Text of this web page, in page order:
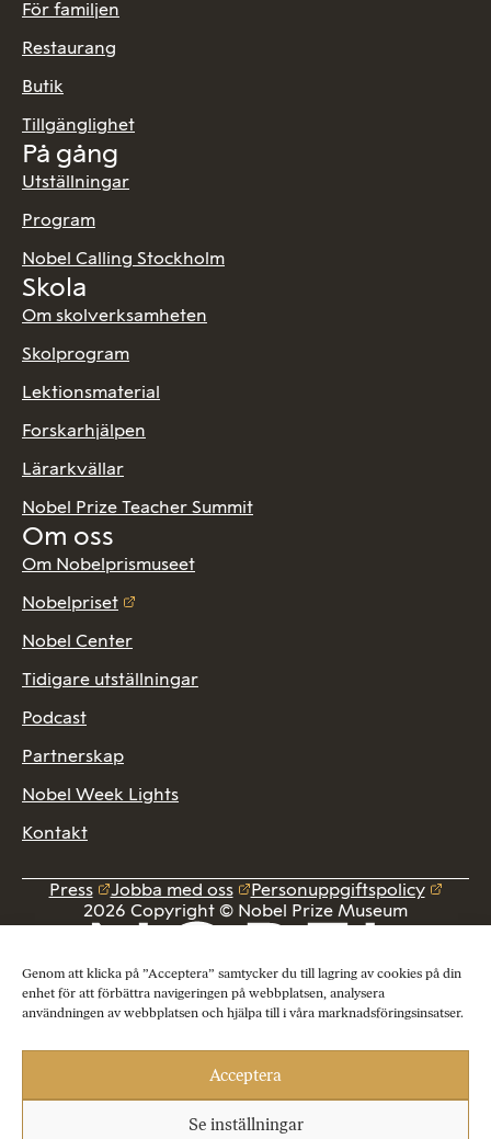
Genom att klicka på ”Acceptera” samtycker du till lagring av cookies på din
enhet för att förbättra navigeringen på webbplatsen, analysera
användningen av webbplatsen och hjälpa till i våra marknadsföringsinsatser.
Acceptera
Se inställningar
För familjen
Restaurang
Butik
Tillgänglighet
På gång
Utställningar
Program
Nobel Calling Stockholm
Skola
Om skolverksamheten
Skolprogram
Lektionsmaterial
Forskarhjälpen
Lärarkvällar
Nobel Prize Teacher Summit
Om oss
Om Nobelprismuseet
Nobelpriset
Nobel Center
Tidigare utställningar
Podcast
Partnerskap
Nobel Week Lights
Kontakt
Press Jobba med oss
Personuppgiftspolicy
2026 Copyright © Nobel Prize Museum